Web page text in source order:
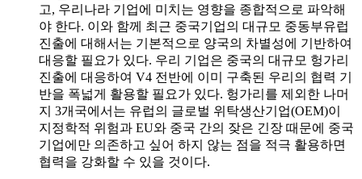
고, 우리나라 기업에 미치는 영향을 종합적으로 파악해
야 한다. 이와 함께 최근 중국기업의 대규모 중동부유럽
진출에 대해서는 기본적으로 양국의 차별성에 기반하여
대응할 필요가 있다. 우리 기업은 중국의 대규모 헝가리
진출에 대응하여 V4 전반에 이미 구축된 우리의 협력 기
반을 폭넓게 활용할 필요가 있다. 헝가리를 제외한 나머
지 3개국에서는 유럽의 글로벌 위탁생산기업(OEM)이
지정학적 위험과 EU와 중국 간의 잦은 긴장 때문에 중국
기업에만 의존하고 싶어 하지 않는 점을 적극 활용하면
협력을 강화할 수 있을 것이다.